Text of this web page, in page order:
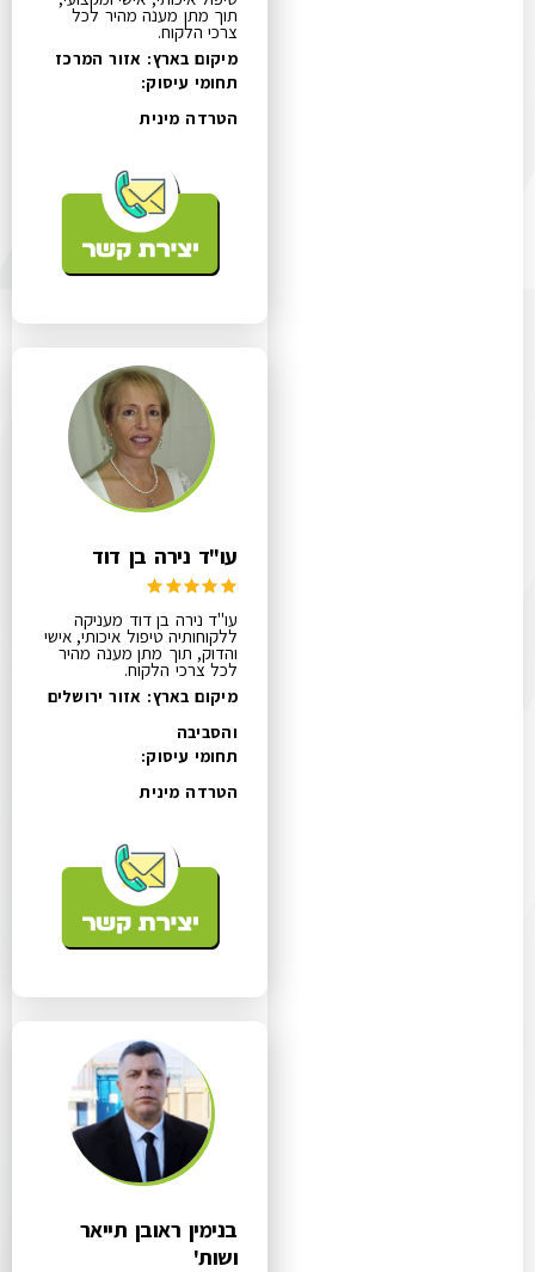
תוך מתן מענה מהיר לכל
צרכי הלקוח.
מיקום בארץ: אזור המרכז
תחומי עיסוק:
הטרדה מינית
עו"ד נירה בן דוד
עו"ד נירה בן דוד מעניקה
ללקוחותיה טיפול איכותי, אישי
והדוק, תוך מתן מענה מהיר
לכל צרכי הלקוח.
מיקום בארץ: אזור ירושלים
והסביבה
תחומי עיסוק:
הטרדה מינית
בנימין ראובן תייאר
ושות'